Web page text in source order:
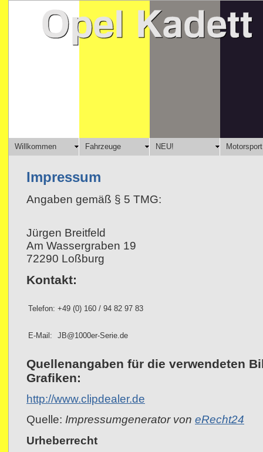
Willkommen Fahrzeuge NEU! Motorsport
Impressum
Angaben gemäß § 5 TMG:
Jürgen Breitfeld
Am Wassergraben 19
72290 Loßburg
Kontakt:
Telefon: +49 (0) 160 / 94 82 97 83
E-Mail: JB@1000er-Serie.de
Quellenangaben für die verwendeten
Grafiken:
http://www.clipdealer.de
Quelle: Impressumgenerator von eRecht24
Urheberrecht